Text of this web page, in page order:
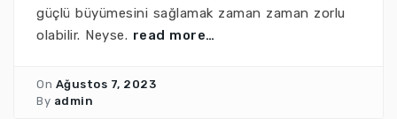
güçlü büyümesini sağlamak zaman zaman zorlu
olabilir. Neyse. read more…
On Ağustos 7, 2023
By admin